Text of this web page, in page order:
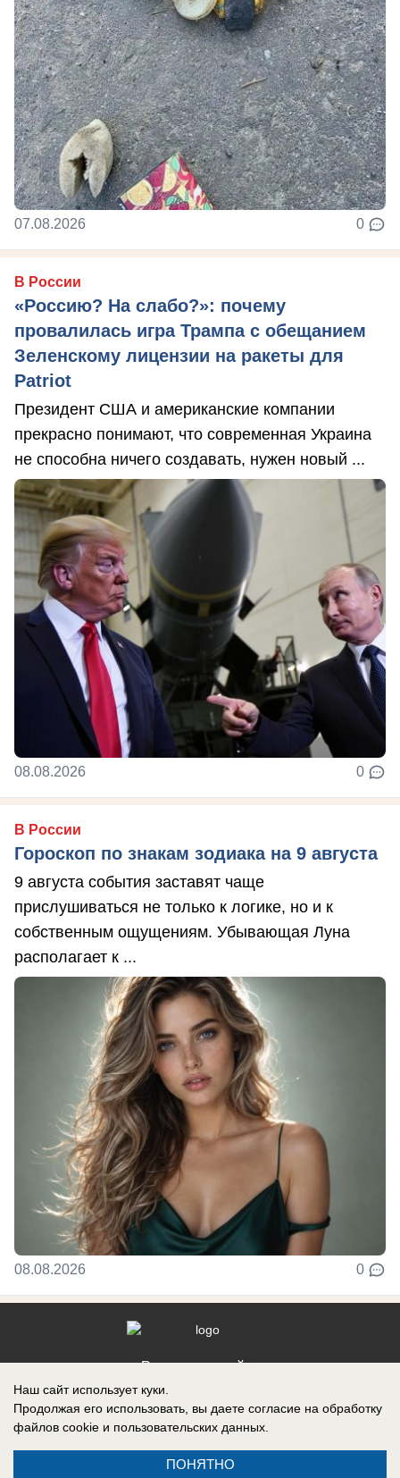
07.08.2026 0
В России
«Россию? На слабо?»: почему
провалилась игра Трампа с обещанием
Зеленскому лицензии на ракеты для
Patriot
Президент США и американские компании
прекрасно понимают, что современная Украина
не способна ничего создавать, нужен новый ...
08.08.2026 0
В России
Гороскоп по знакам зодиака на 9 августа
9 августа события заставят чаще
прислушиваться не только к логике, но и к
собственным ощущениям. Убывающая Луна
располагает к ...
08.08.2026 0
Реклама на сайте
Наш сайт использует куки.
Продолжая его использовать, вы даете согласие на обработку
файлов cookie и пользовательских данных.
ПОНЯТНО